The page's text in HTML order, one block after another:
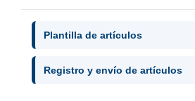
Plantilla de artículos
Registro y envío de artículos